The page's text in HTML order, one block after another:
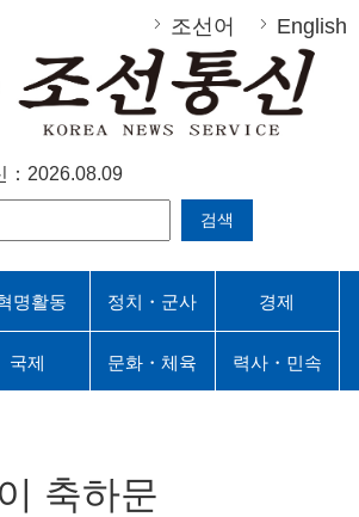
조선어 English
：2026.08.09
검색
명활동 정치・군사 경제
국제 문화・체육 력사・민속
축하문